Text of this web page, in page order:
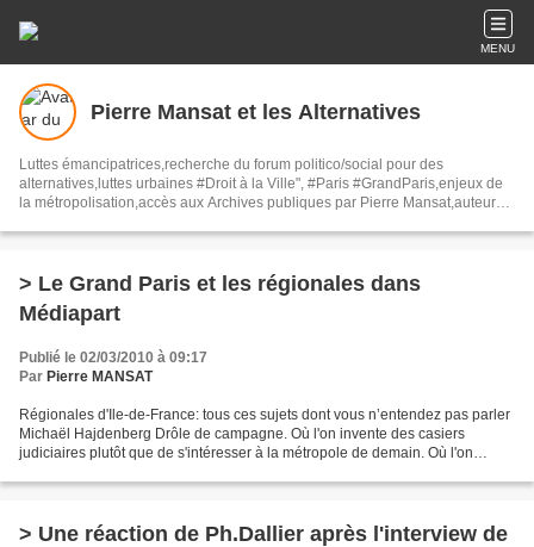
MENU
Pierre Mansat et les Alternatives
Luttes émancipatrices,recherche du forum politico/social pour des
alternatives,luttes urbaines #Droit à la Ville", #Paris #GrandParis,enjeux de
la métropolisation,accès aux Archives publiques par Pierre Mansat,auteur‼️
#Audin>bénevole Secours Populaire>Comité Laghouat-France>#Mumia
> Le Grand Paris et les régionales dans
Médiapart
Publié le 02/03/2010 à 09:17
Par Pierre MANSAT
Régionales d'Ile-de-France: tous ces sujets dont vous n’entendez pas parler
Michaël Hajdenberg Drôle de campagne. Où l'on invente des casiers
judiciaires plutôt que de s'intéresser à la métropole de demain. Où l'on
> Une réaction de Ph.Dallier après l'interview de